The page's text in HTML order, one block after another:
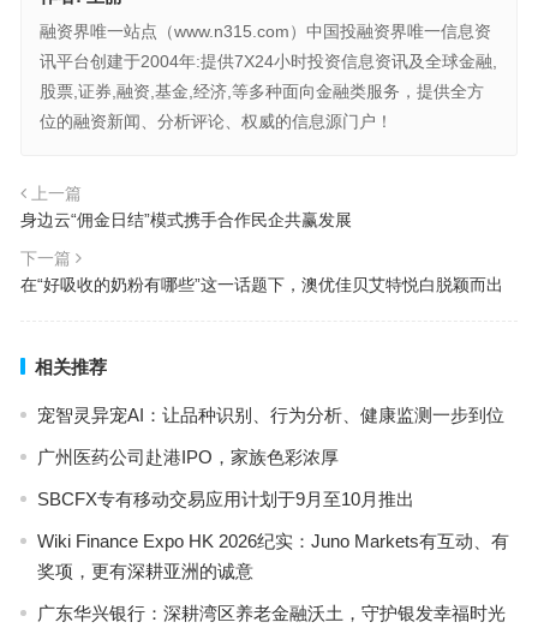
融资界唯一站点（www.n315.com）中国投融资界唯一信息资
讯平台创建于2004年:提供7X24小时投资信息资讯及全球金融,
股票,证券,融资,基金,经济,等多种面向金融类服务，提供全方
位的融资新闻、分析评论、权威的信息源门户！
上一篇
身边云“佣金日结”模式携手合作民企共赢发展
下一篇
在“好吸收的奶粉有哪些”这一话题下，澳优佳贝艾特悦白脱颖而出
相关推荐
宠智灵异宠AI：让品种识别、行为分析、健康监测一步到位
广州医药公司赴港IPO，家族色彩浓厚
SBCFX专有移动交易应用计划于9月至10月推出
Wiki Finance Expo HK 2026纪实：Juno Markets有互动、有
奖项，更有深耕亚洲的诚意
广东华兴银行：深耕湾区养老金融沃土，守护银发幸福时光